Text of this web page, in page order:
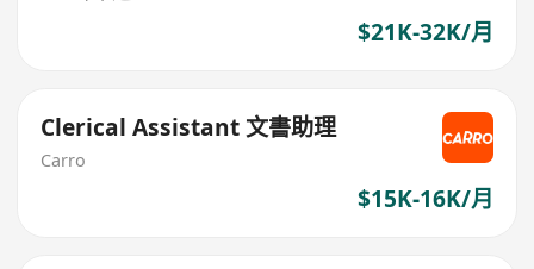
$21K-32K/月
Clerical Assistant 文書助理
Carro
$15K-16K/月